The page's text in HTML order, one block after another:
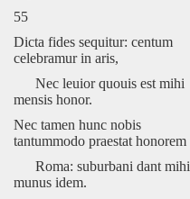
55
Dicta fides sequitur: centum
celebramur in aris,
Nec leuior quouis est mihi
mensis honor.
Nec tamen hunc nobis
tantummodo praestat honorem
Roma: suburbani dant mihi
munus idem.